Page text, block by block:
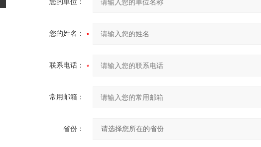
您的单位：
您的姓名：
联系电话：
常用邮箱：
省份：